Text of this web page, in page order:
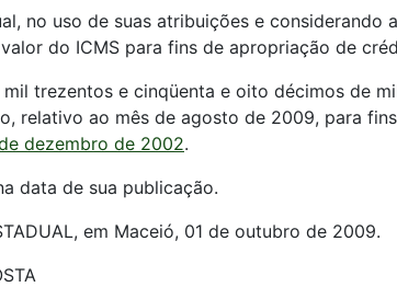
no uso de suas atribuições e considerando
do ICMS para fins de apropriação de
trezentos e cinqüenta e oito décimos de
relativo ao mês de agosto de 2009, para
dezembro de 2002.
data de sua publicação.
em Maceió, 01 de outubro de 2009.